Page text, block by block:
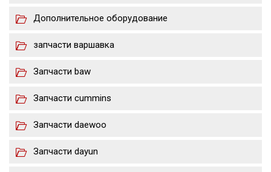
Дополнительное оборудование
запчасти варшавка
Запчасти baw
Запчасти cummins
Запчасти daewoo
Запчасти dayun